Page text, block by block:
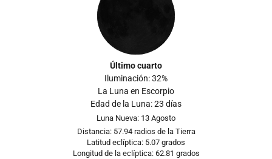
Último cuarto
Iluminación: 32%
La Luna en Escorpio
Edad de la Luna: 23 días
Luna Nueva: 13 Agosto
Distancia: 57.94 radios de la Tierra
Latitud eclíptica: 5.07 grados
Longitud de la eclíptica: 62.81 grados